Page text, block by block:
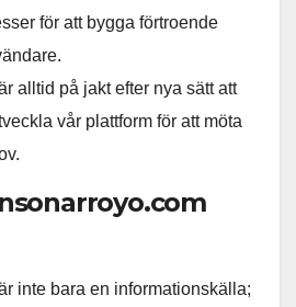
för att bygga förtroende
alltid på jakt efter nya sätt att
vår plattform för att möta
inte bara en informationskälla;